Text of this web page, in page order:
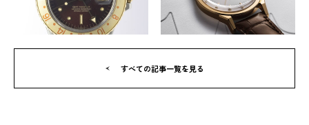
すべての記事一覧を見る